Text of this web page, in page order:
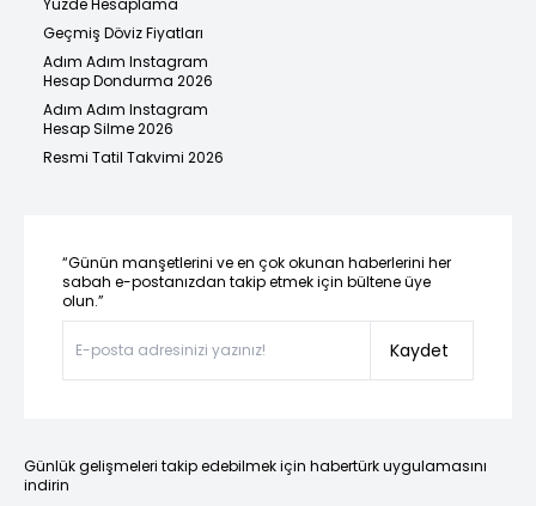
Geçmiş Döviz Fiyatları
Adım Adım Instagram
Hesap Dondurma 2026
Adım Adım Instagram
Hesap Silme 2026
Resmi Tatil Takvimi 2026
“Günün manşetlerini ve en çok okunan haberlerini her
sabah e-postanızdan takip etmek için bültene üye
olun.”
Kaydet
Günlük gelişmeleri takip edebilmek için habertürk uygulamasını
indirin